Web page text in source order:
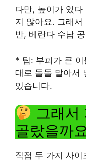
다만, 높이가 있
지 않아요. 그래
반, 베란다 수납
* 팁: 부피가 큰
대로 돌돌 말아서
있습니다.
그래서
골랐을까
직접 두 가지 사